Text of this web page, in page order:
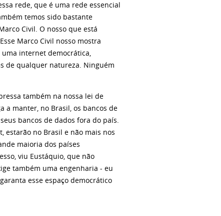
rede, que é uma rede essencial
temos sido bastante
Civil. O nosso que está
Marco Civil nosso mostra
internet democrática,
de qualquer natureza. Ninguém
também na nossa lei de
a manter, no Brasil, os bancos de
bancos de dados fora do país.
estarão no Brasil e não mais nos
maioria dos países
viu Eustáquio, que não
também uma engenharia - eu
esse espaço democrático